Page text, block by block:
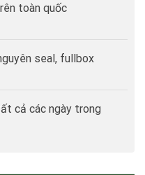
toàn quốc
seal, fullbox
cả các ngày trong